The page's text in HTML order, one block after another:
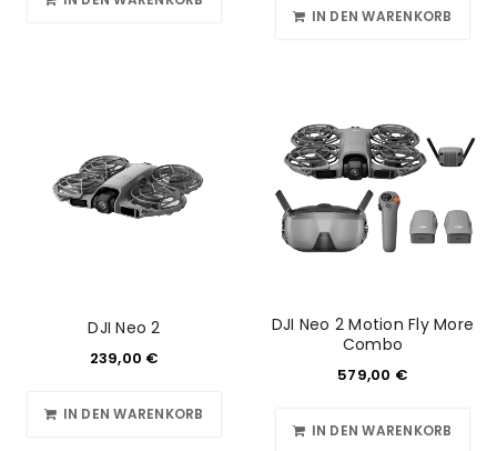
IN DEN WARENKORB
DJI Neo 2
239,00 €
IN DEN WARENKORB
DJI Neo 2 Motion Fly More
Combo
579,00 €
IN DEN WARENKORB